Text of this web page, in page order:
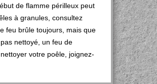
de flamme périlleux peut
à granules, consultez
feu brûle toujours, mais que
nettoyé, un feu de
votre poêle, joignez-